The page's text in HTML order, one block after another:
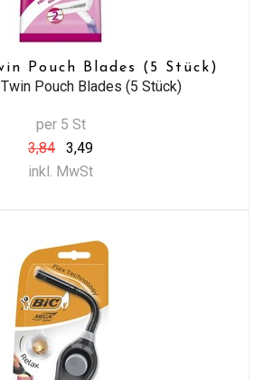
Pouch Blades (5 Stück)
Pouch Blades (5 Stück)
per 5 St
3,84
3,49
inkl. MwSt